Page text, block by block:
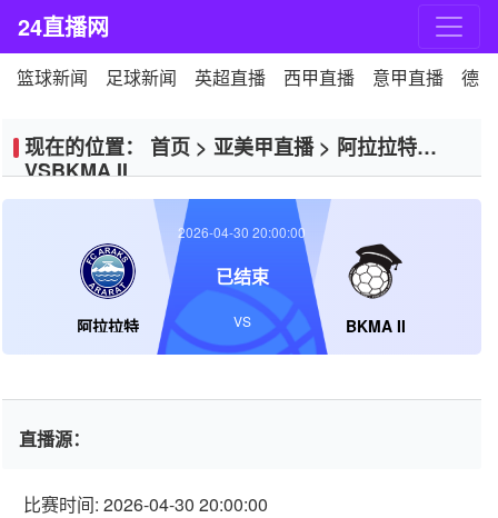
24直播网
篮球新闻 足球新闻 英超直播 西甲直播 意甲直播 德
现在的位置： 首页 > 亚美甲直播> 阿拉拉特
VSBKMA II
阿拉拉特 BKMA II
2026-04-30 20:00:00
已结束
VS
直播源：
比赛时间: 2026-04-30 20:00:00